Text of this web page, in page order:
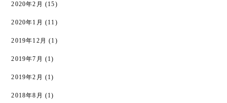
2020年2月 (15)
2020年1月 (11)
2019年12月 (1)
2019年7月 (1)
2019年2月 (1)
2018年8月 (1)